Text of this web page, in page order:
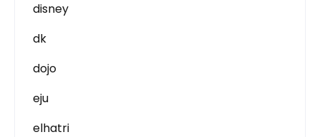
disney
dk
dojo
eju
elhatri